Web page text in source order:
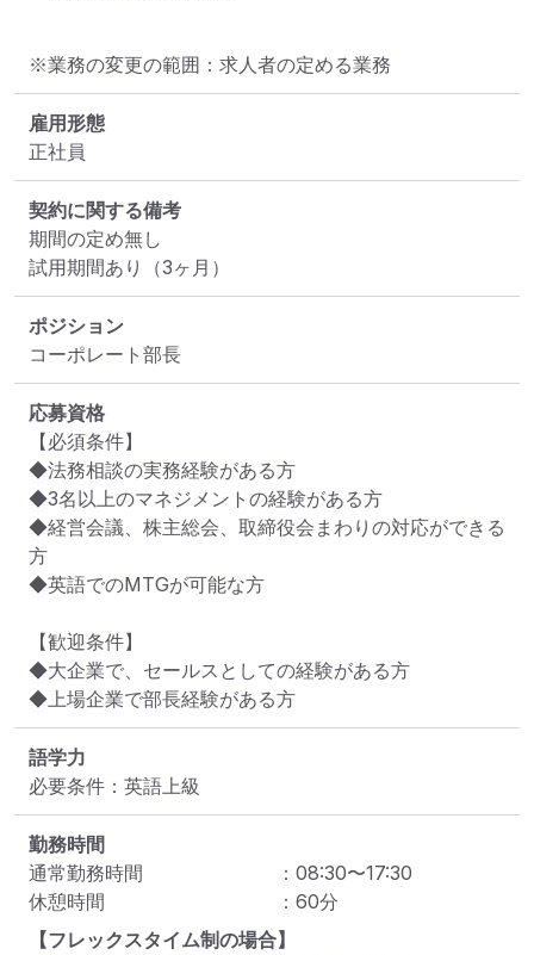
※業務の変更の範囲：求人者の定める業務
雇用形態
正社員
契約に関する備考
期間の定め無し
試用期間あり（3ヶ月）
ポジション
コーポレート部長
応募資格
【必須条件】
◆法務相談の実務経験がある方
◆3名以上のマネジメントの経験がある方
◆経営会議、株主総会、取締役会まわりの対応ができる
方
◆英語でのMTGが可能な方
【歓迎条件】
◆大企業で、セールスとしての経験がある方
◆上場企業で部長経験がある方
語学力
必要条件：英語上級
勤務時間
通常勤務時間
： 08:30〜17:30
休憩時間
： 60分
【フレックスタイム制の場合】